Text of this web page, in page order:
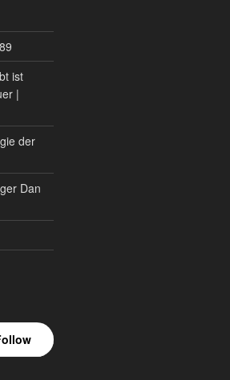
ist
|
der
Dan